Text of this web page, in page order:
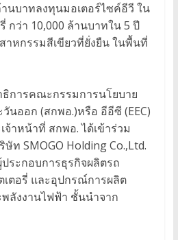
นบาทลงทุนมอเตอร์ไซค์อีวี ใน
กว่า 10,000 ล้านบาทใน 5 ปี
าหกรรมสีเขียวที่ยั่งยืน ในพื้นที่
การคณะกรรมการนโยบาย
นออก (สกพอ.)หรือ อีอีซี (EEC)
าหน้าที่ สกพอ. ได้เข้าร่วม
ท SMOGO Holding Co.,Ltd.
ประกอบการธุรกิจผลิตรถ
ตอรี่ และอุปกรณ์การผลิต
ลังงานไฟฟ้า ชั้นนำจาก